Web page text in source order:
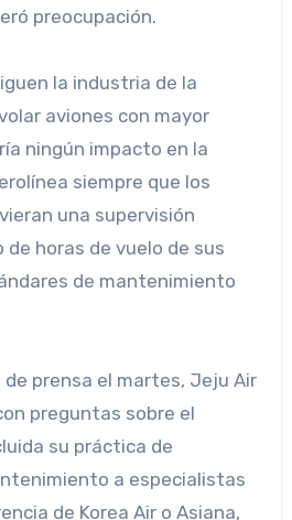
preocupación.
aviones con mayor
ningún impacto en la
siempre que los
una supervisión
horas de vuelo de sus
de mantenimiento
preguntas sobre el
su práctica de
a especialistas
de Korea Air o Asiana,